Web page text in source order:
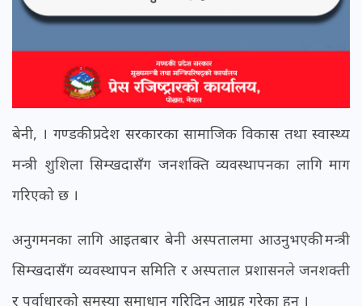
बेनी, । गण्डकी प्रदेश सरकारका सामाजिक विकास तथा स्वास्थ्य
मन्त्री शुशिला सिम्खदासँग जनशक्ति व्यवस्थापनका लागि माग
गरिएको छ ।
अनुगमनका लागि आइतबार बेनी अस्पतालमा आउनुभएकी मन्त्री
सिम्खदासँग व्यवस्थापन समिति र अस्पताल प्रशासनले जनशक्ती
र पूर्वाधारको समस्या समाधान गरिदिन आग्रह गरेका हुन् ।